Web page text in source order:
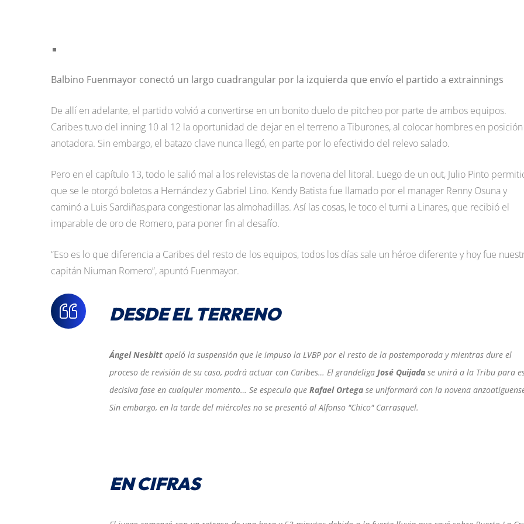
Balbino Fuenmayor conectó un largo cuadrangular por la izquierda que envío el partido a extrainnings
De allí en adelante, el partido volvió a convertirse en un bonito duelo de pitcheo por parte de ambos equipos.
Caribes tuvo del inning 10 al 12 la oportunidad de dejar en el terreno a Tiburones, al colocar hombres en posición
anotadora. Sin embargo, el batazo clave nunca llegó, en parte por lo efectivido del relevo salado.
Pero en el capítulo 13, todo le salió mal a los relevistas de la novena del litoral. Luego de un out, Julio Pinto
que se le otorgó boletos a Hernández y Gabriel Lino. Kendy Batista fue llamado por el manager Renny Osuna y
caminó a Luis Sardiñas,para congestionar las almohadillas. Así las cosas, le toco el turni a Linares, que recibió el
imparable de oro de Romero, para poner fin al desafío.
“Eso es lo que diferencia a Caribes del resto de los equipos, todos los días sale un héroe diferente y hoy fue
capitán Niuman Romero”, apuntó Fuenmayor.
DESDE EL TERRENO
Ángel Nesbitt apeló la suspensión que le impuso la LVBP por el resto de la postemporada y mientras dure el
proceso de revisión de su caso, podrá actuar con Caribes… El grandeliga José Quijada se unirá a la Tribu para
decisiva fase en cualquier momento… Se especula que Rafael Ortega se uniformará con la novena
Sin embargo, en la tarde del miércoles no se presentó al Alfonso "Chico" Carrasquel.
EN CIFRAS